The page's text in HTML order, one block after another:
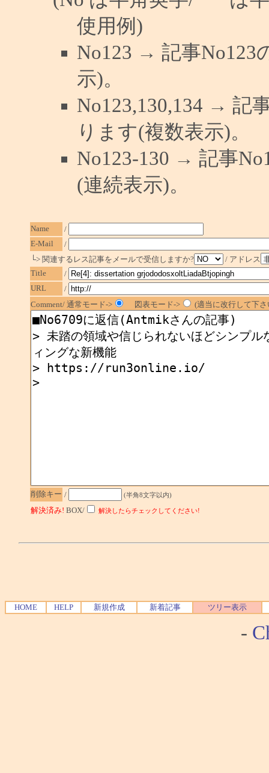
使用例)
No123 → 記事No123
示)。
No123,130,134 → 記
ります(複数表示)。
No123-130 → 記事
(連続表示)。
Name
/
E-Mail
/
└> 関連するレス記事をメールで受信しますか?
/ アドレス
Title
/
URL
/
Comment/ 通常モード->
図表モード-> (適当に改行して下
削除キー / (半角8文字以内)
解決済み! BOX/ 解決したらチェックしてください!
HOME HELP 新規作成 新着記事 ツリー表示
-